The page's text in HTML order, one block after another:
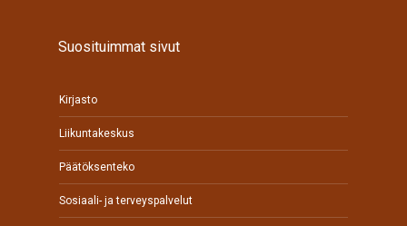
Suosituimmat sivut
Kirjasto
Liikuntakeskus
Päätöksenteko
Sosiaali- ja terveyspalvelut